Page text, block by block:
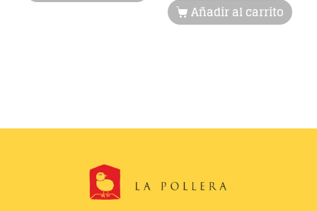
Añadir al carrito